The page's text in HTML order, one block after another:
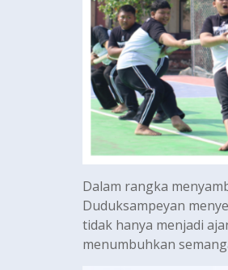
Dalam rangka
Duduksampeyan
tidak hanya menjadi
menumbuhkan